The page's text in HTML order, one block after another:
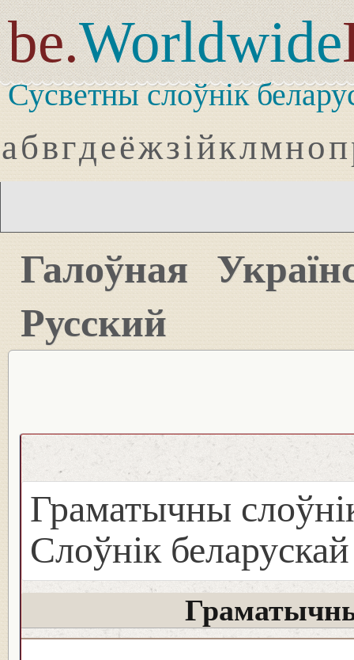
be.Worldwide
Сусветны слоўнік
абвгдеёжзійклмноп
Галоўная
Русский
Граматычны
Слоўнік